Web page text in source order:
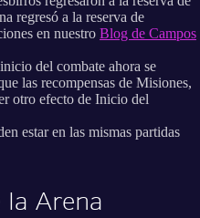
regresó a la reserva de
en nuestro Blog de Campos
del combate ahora se
las recompensas de Misiones,
otro efecto de Inicio del
estar en las mismas partidas
Arena